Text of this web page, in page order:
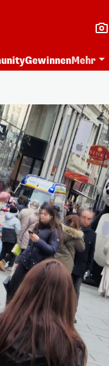
GewinnenMehr